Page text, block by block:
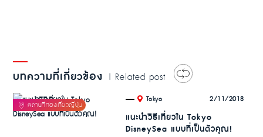
บทความที่เกี่ยวข้อง | Related post
. Tokyo 2/11/2018
แนะนำวิธีเที่ยวใน Tokyo
DisneySea แบบที่เป็นตัวคุณ!